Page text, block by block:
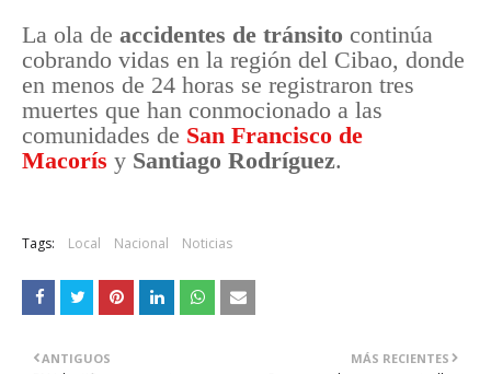
La ola de accidentes de tránsito continúa
cobrando vidas en la región del Cibao, donde
en menos de 24 horas se registraron tres
muertes que han conmocionado a las
comunidades de San Francisco de
Macorís y Santiago Rodríguez.
Tags: Local Nacional Noticias
MÁS RECIENTES
ANTIGUOS